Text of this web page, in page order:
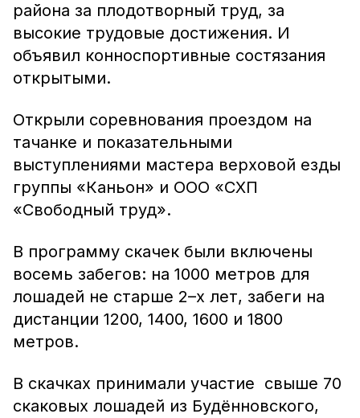
района за плодотворный труд, за
высокие трудовые достижения. И
объявил конноспортивные состязания
открытыми.
Открыли соревнования проездом на
тачанке и показательными
выступлениями мастера верховой езды
группы «Каньон» и ООО «СХП
«Свободный труд».
В программу скачек были включены
восемь забегов: на 1000 метров для
лошадей не старше 2–х лет, забеги на
дистанции 1200, 1400, 1600 и 1800
метров.
В скачках принимали участие свыше 70
скаковых лошадей из Будённовского,